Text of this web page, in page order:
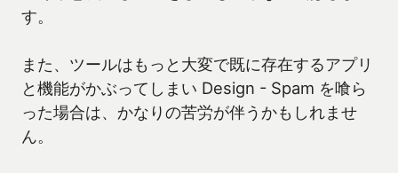
す。
また、ツールはもっと大変で既に存在するアプリ
と機能がかぶってしまい Design - Spam を喰ら
った場合は、かなりの苦労が伴うかもしれませ
ん。